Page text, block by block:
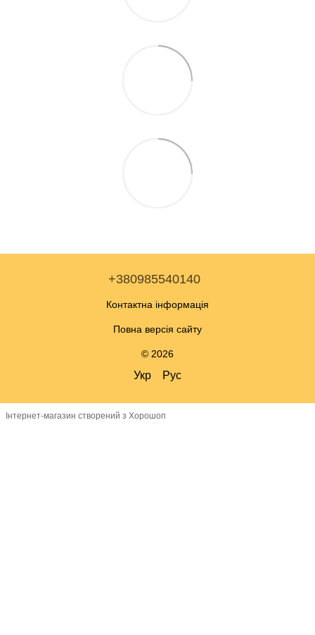
+380985540140
Контактна інформація
Повна версія сайту
© 2026
Укр Рус
Інтернет-магазин створений з Хорошоп